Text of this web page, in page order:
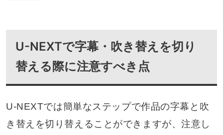
U-NEXTで字幕・吹き替えを切り
替える際に注意すべき点
U-NEXTでは簡単なステップで作品の字幕と吹
き替えを切り替えることができますが、注意し